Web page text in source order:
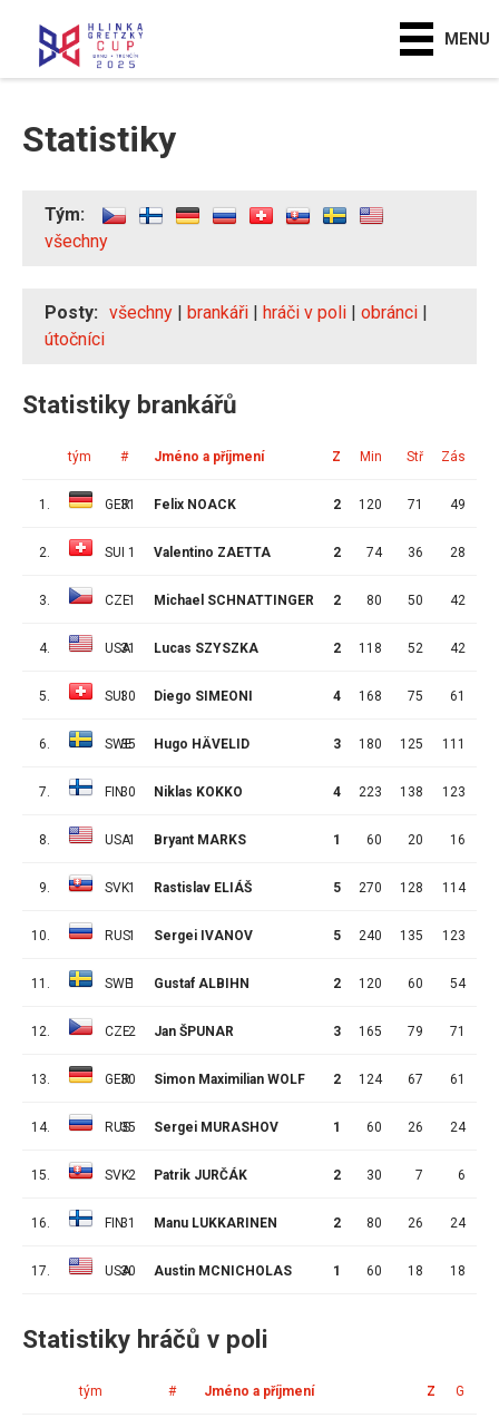
MENU
Statistiky
Tým:
všechny
Posty: všechny | brankáři | hráči v poli | obránci |
útočníci
Statistiky brankářů
tým # Jméno a příjmení Z Min Stř Zás
1. GER
31 Felix NOACK 2 120 71 49
2. SUI 1 Valentino ZAETTA 2 74 36 28
3. CZE1 Michael SCHNATTINGER 2 80 50 42
4. USA
31 Lucas SZYSZKA 2 118 52 42
5. SUI30 Diego SIMEONI 4 168 75 61
6. SWE
35 Hugo HÄVELID 3 180 125 111
7. FIN30 Niklas KOKKO 4 223 138 123
8. USA1 Bryant MARKS 1 60 20 16
9. SVK1 Rastislav ELIÁŠ 5 270 128 114
10. RUS1 Sergei IVANOV 5 240 135 123
11. SWE1 Gustaf ALBIHN 2 120 60 54
12. CZE2 Jan ŠPUNAR 3 165 79 71
13. GER
30 Simon Maximilian WOLF 2 124 67 61
14. RUS
35 Sergei MURASHOV 1 60 26 24
15. SVK2 Patrik JURČÁK 2 30 7 6
16. FIN31 Manu LUKKARINEN 2 80 26 24
17. USA
30 Austin MCNICHOLAS 1 60 18 18
Statistiky hráčů v poli
tým # Jméno a příjmení Z G